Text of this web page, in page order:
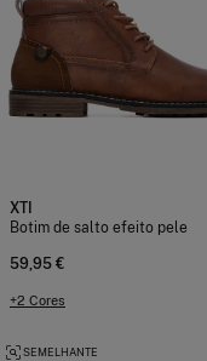
XTI
Botim de salto efeito pele
59,95 €
+2 Cores
SEMELHANTE